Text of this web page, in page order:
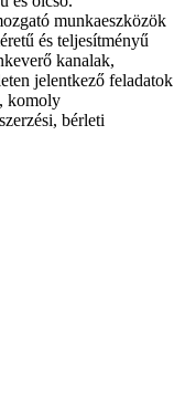
munkaeszközök
és teljesítményű
kanalak,
jelentkező feladatok
komoly
bérleti